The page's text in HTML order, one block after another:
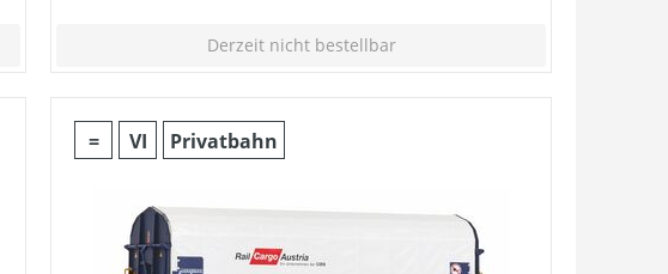
Derzeit nicht bestellbar
= VI Privatbahn